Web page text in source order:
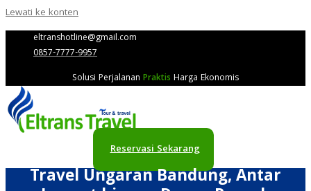
Lewati ke konten
eltranshotline@gmail.com
0857-7777-9957
Solusi Perjalanan Praktis Harga Ekonomis
Reservasi Sekarang
Travel Ungaran Bandung, Antar